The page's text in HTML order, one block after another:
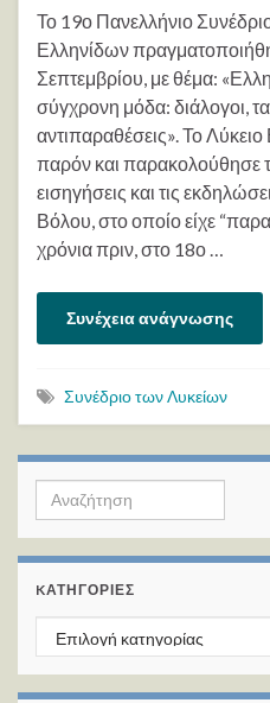
Το 19ο Πανελλήνιο
Ελληνίδων
Σεπτεμβρίου, με θέμα:
σύγχρονη μόδα: διάλογοι,
αντιπαραθέσεις». Το
παρόν και παρακολούθησε
εισηγήσεις και τις
Βόλου, στο οποίο είχε
χρόνια πριν, στο 18ο …
Συνέχεια ανάγνωσης
Συνέδριο των Λυκείων
Search for:
KΑΤΗΓΟΡΊΕΣ
Kατηγορίες